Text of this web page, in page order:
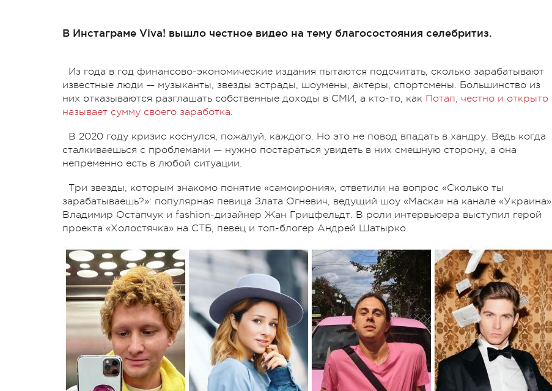
В Инстаграме Viva! вышло честное видео на тему благосостояния селебритиз.
Из года в год финансово-экономические издания пытаются подсчитать, сколько зарабатывают
известные люди — музыканты, звезды эстрады, шоумены, актеры, спортсмены. Большинство из
них отказываются разглашать собственные доходы в СМИ, а кто-то, как Потап, честно и открыто
называет сумму своего заработка.
В 2020 году кризис коснулся, пожалуй, каждого. Но это не повод впадать в хандру. Ведь когда
сталкиваешься с проблемами — нужно постараться увидеть в них смешную сторону, а она
непременно есть в любой ситуации.
Три звезды, которым знакомо понятие «самоирония», ответили на вопрос «Сколько ты
зарабатываешь?»: популярная певица Злата Огневич, ведущий шоу «Маска» на канале «Украина»
Владимир Остапчук и fashion-дизайнер Жан Грицфельдт. В роли интервьюера выступил герой
проекта «Холостячка» на СТБ, певец и топ-блогер Андрей Шатырко.